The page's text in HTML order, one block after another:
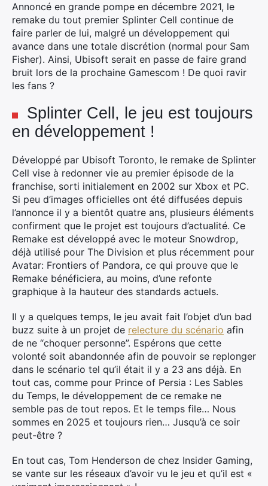
Annoncé en grande pompe en décembre 2021, le
remake du tout premier Splinter Cell continue de
faire parler de lui, malgré un développement qui
avance dans une totale discrétion (normal pour Sam
Fisher). Ainsi, Ubisoft serait en passe de faire grand
bruit lors de la prochaine Gamescom ! De quoi ravir
les fans ?
Splinter Cell, le jeu est toujours
en développement !
Développé par Ubisoft Toronto, le remake de Splinter
Cell vise à redonner vie au premier épisode de la
franchise, sorti initialement en 2002 sur Xbox et PC.
Si peu d’images officielles ont été diffusées depuis
l’annonce il y a bientôt quatre ans, plusieurs éléments
confirment que le projet est toujours d’actualité. Ce
Remake est développé avec le moteur Snowdrop,
déjà utilisé pour The Division et plus récemment pour
Avatar: Frontiers of Pandora, ce qui prouve que le
Remake bénéficiera, au moins, d’une refonte
graphique à la hauteur des standards actuels.
Il y a quelques temps, le jeu avait fait l’objet d’un bad
buzz suite à un projet de relecture du scénario afin
de ne “choquer personne”. Espérons que cette
volonté soit abandonnée afin de pouvoir se replonger
dans le scénario tel qu’il était il y a 23 ans déjà. En
tout cas, comme pour Prince of Persia : Les Sables
du Temps, le développement de ce remake ne
semble pas de tout repos. Et le temps file… Nous
sommes en 2025 et toujours rien… Jusqu’à ce soir
peut-être ?
En tout cas, Tom Henderson de chez Insider Gaming,
se vante sur les réseaux d’avoir vu le jeu et qu’il est «